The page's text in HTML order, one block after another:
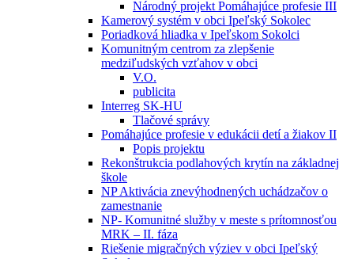
Národný projekt Pomáhajúce profesie III
Kamerový systém v obci Ipeľský Sokolec
Poriadková hliadka v Ipeľskom Sokolci
Komunitným centrom za zlepšenie
medziľudských vzťahov v obci
V.O.
publicita
Interreg SK-HU
Tlačové správy
Pomáhajúce profesie v edukácii detí a žiakov II
Popis projektu
Rekonštrukcia podlahových krytín na základnej
škole
NP Aktivácia znevýhodnených uchádzačov o
zamestnanie
NP- Komunitné služby v meste s prítomnosťou
MRK – II. fáza
Riešenie migračných výziev v obci Ipeľský